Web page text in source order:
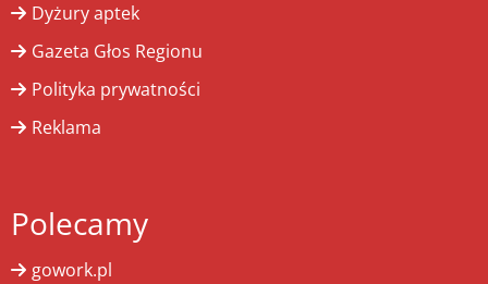
Dyżury aptek
Gazeta Głos Regionu
Polityka prywatności
Reklama
Polecamy
gowork.pl